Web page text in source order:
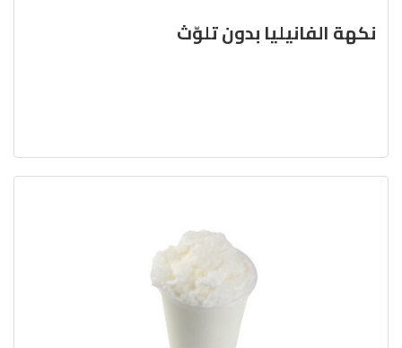
نكهة الفانيليا بدون تلوّث